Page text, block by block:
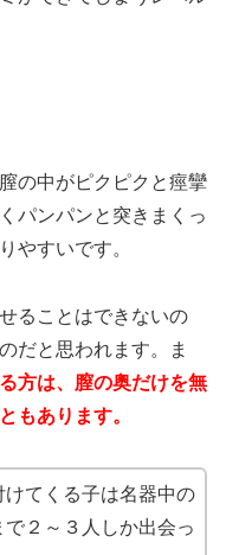
の中がピクピクと痙攣
パンパンと突きまくっ
やすいです。
ることはできないの
だと思われます。ま
方は、膣の奥だけを無
もあります。
てくる子は名器中の
２～３人しか出会っ